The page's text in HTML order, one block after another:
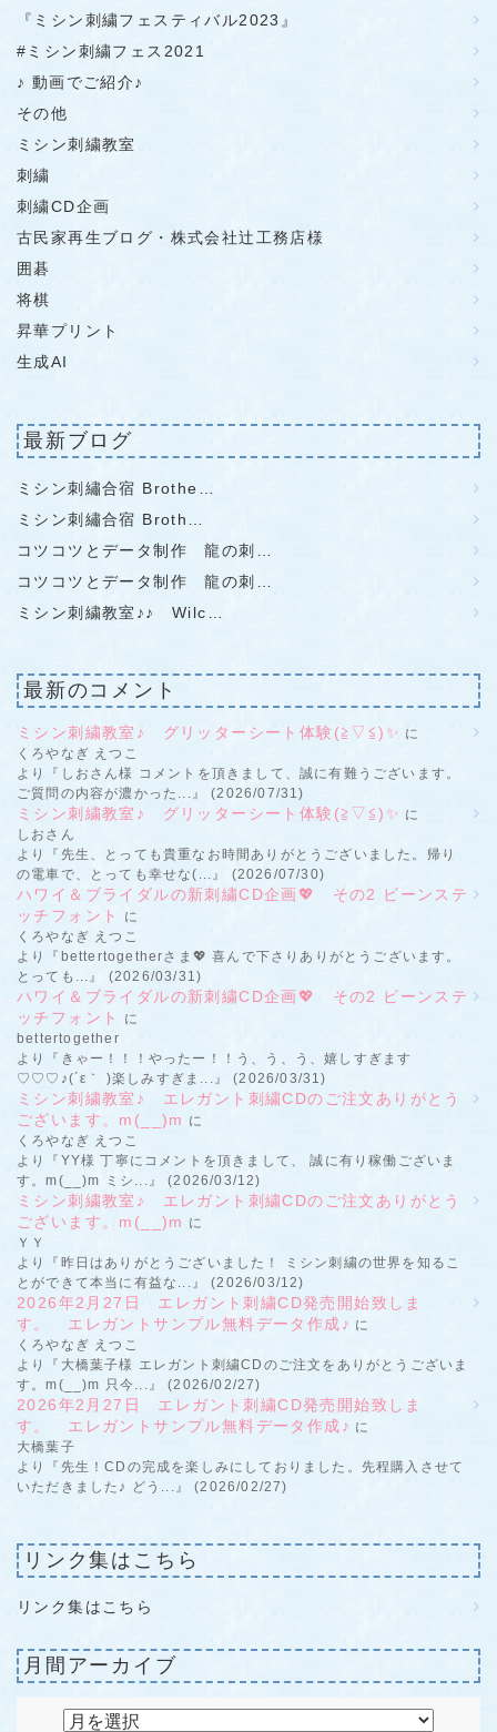
『ミシン刺繍フェスティバル2023』
#ミシン刺繍フェス2021
♪ 動画でご紹介♪
その他
ミシン刺繍教室
刺繍
刺繍CD企画
古民家再生ブログ・株式会社辻工務店様
囲碁
将棋
昇華プリント
生成AI
最新ブログ
ミシン刺繡合宿 Brothe…
ミシン刺繡合宿 Broth…
コツコツとデータ制作 龍の刺…
コツコツとデータ制作 龍の刺…
ミシン刺繍教室♪♪ Wilc…
最新のコメント
ミシン刺繍教室♪ グリッターシート体験(≧▽≦)✨ に
くろやなぎ えつこ
より『しおさん様 コメントを頂きまして、誠に有難うございます。
ご質問の内容が濃かった...』 (2026/07/31)
ミシン刺繍教室♪ グリッターシート体験(≧▽≦)✨ に
しおさん
より『先生、とっても貴重なお時間ありがとうございました。帰り
の電車で、とっても幸せな(...』 (2026/07/30)
ハワイ＆ブライダルの新刺繍CD企画💖 その2 ビーンステ
ッチフォント
に
くろやなぎ えつこ
より『bettertogetherさま💖 喜んで下さりありがとうございます。
とっても...』 (2026/03/31)
ハワイ＆ブライダルの新刺繍CD企画💖 その2 ビーンステ
ッチフォント
に
bettertogether
より『きゃー！！！やったー！！う、う、う、嬉しすぎます
♡♡♡♪(´ε｀ )楽しみすぎま...』 (2026/03/31)
ミシン刺繍教室♪ エレガント刺繍CDのご注文ありがとう
ございます。m(__)m に
くろやなぎ えつこ
より『YY様 丁寧にコメントを頂きまして、 誠に有り稼働ございま
す。m(__)m ミシ...』 (2026/03/12)
ミシン刺繍教室♪ エレガント刺繍CDのご注文ありがとう
ございます。m(__)m に
ＹＹ
より『昨日はありがとうございました！ ミシン刺繍の世界を知るこ
とができて本当に有益な...』 (2026/03/12)
2026年2月27日 エレガント刺繍CD発売開始致しま
す。 エレガントサンプル無料データ作成♪ に
くろやなぎ えつこ
より『大橋葉子様 エレガント刺繍CDのご注文をありがとうございま
す。m(__)m 只今...』 (2026/02/27)
2026年2月27日 エレガント刺繍CD発売開始致しま
す。 エレガントサンプル無料データ作成♪ に
大橋葉子
より『先生！CDの完成を楽しみにしておりました。先程購入させて
いただきました♪ どう...』 (2026/02/27)
リンク集はこちら
リンク集はこちら
月間アーカイブ